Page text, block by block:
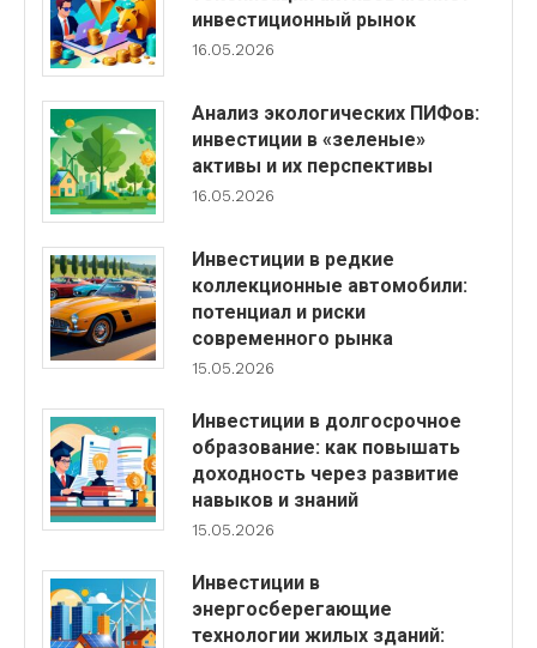
инвестиционный рынок
16.05.2026
Анализ экологических ПИФов:
инвестиции в «зеленые»
активы и их перспективы
16.05.2026
Инвестиции в редкие
коллекционные автомобили:
потенциал и риски
современного рынка
15.05.2026
Инвестиции в долгосрочное
образование: как повышать
доходность через развитие
навыков и знаний
15.05.2026
Инвестиции в
энергосберегающие
технологии жилых зданий: